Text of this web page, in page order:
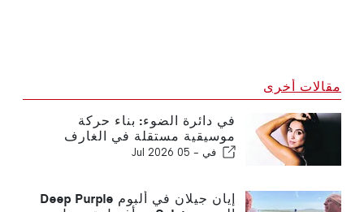
مقالات أخرى
في دائرة الضوء: بناء حركة
موسيقية مستقلة في الغارف
في - 05 Jul 2026
إيان جيلان في ألبوم Deep Purple